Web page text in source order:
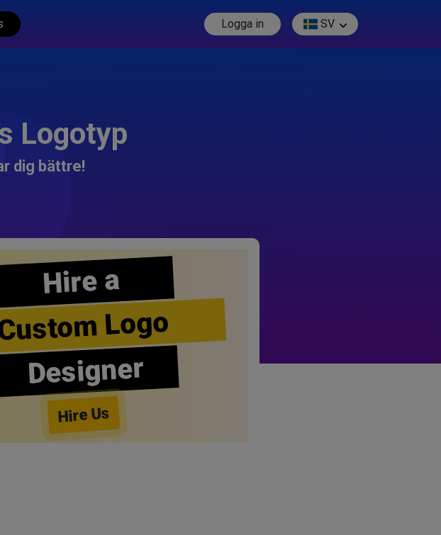
Logga in SV
Logotyp
dig bättre!
Hire a
Logo
Designer
Hire Us